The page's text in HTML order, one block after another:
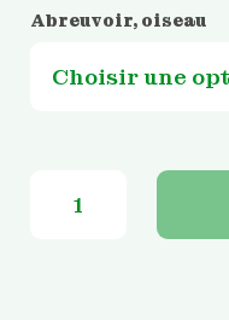
Abreuvoir, oiseau